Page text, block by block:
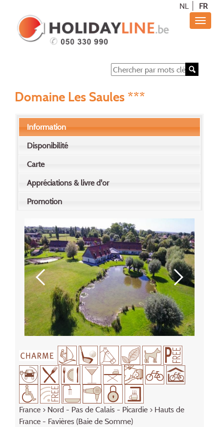
NL FR
Domaine Les Saules ***
Information
Disponibilité
Carte
Appréciations & livre d'or
Promotion
France> Nord - Pas de Calais - Picardie> Hauts de
France - Favières (Baie de Somme)